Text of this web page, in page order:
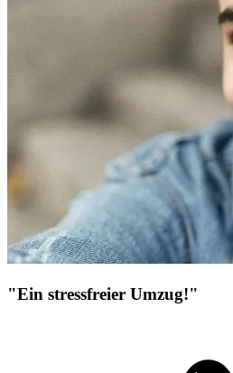
"Ein stressfreier Umzug!"